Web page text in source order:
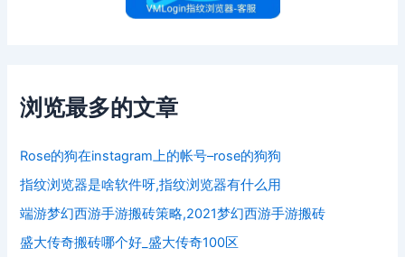
浏览最多的文章
Rose的狗在instagram上的帐号–rose的狗狗
指纹浏览器是啥软件呀,指纹浏览器有什么用
端游梦幻西游手游搬砖策略,2021梦幻西游手游搬砖
盛大传奇搬砖哪个好_盛大传奇100区